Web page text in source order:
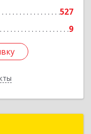
527
9
Подробнее